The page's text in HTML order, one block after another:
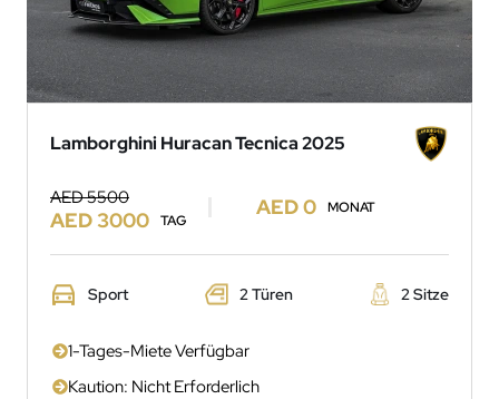
Lamborghini Huracan Tecnica 2025
AED 5500
AED 3000 TAG
AED 0 MONAT
Sport 2 Türen 2 Sitze
1-Tages-Miete Verfügbar
Kaution: Nicht Erforderlich